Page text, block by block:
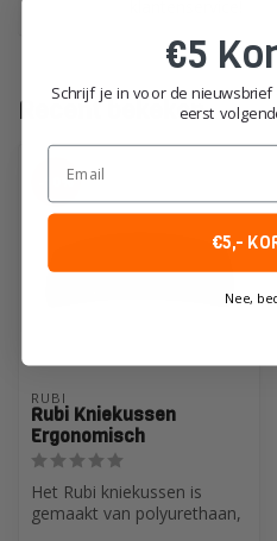
Recent bekeken
-10%
RUBI
Rubi Kniekussen
Ergonomisch
Het Rubi kniekussen is
gemaakt van polyurethaan,
€5
Schrijf je in voor de
eerst
Email
€5,-
Nee,